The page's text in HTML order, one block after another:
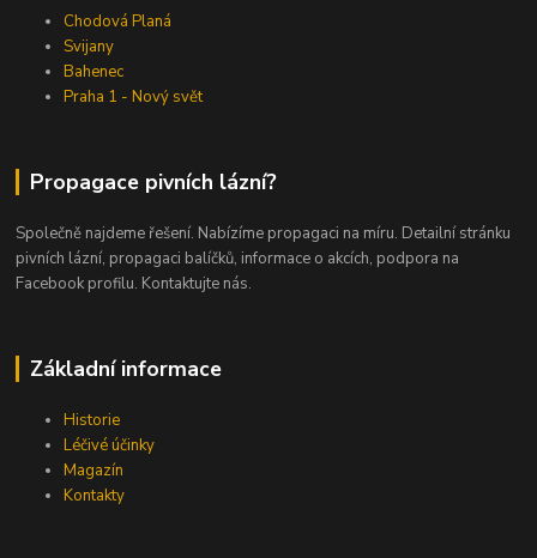
Chodová Planá
Svijany
Bahenec
Praha 1 - Nový svět
Propagace pivních lázní?
Společně najdeme řešení. Nabízíme propagaci na míru. Detailní stránku
pivních lázní, propagaci balíčků, informace o akcích, podpora na
Facebook profilu. Kontaktujte nás.
Základní informace
Historie
Léčivé účinky
Magazín
Kontakty